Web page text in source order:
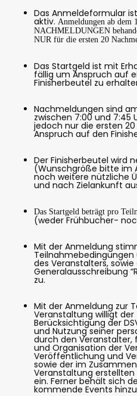
Das Anmeldeformular
aktiv. Anmeldungen ab dem
NACHMELDUNGEN
NUR für die ersten 20
Das Startgeld ist mit
fällig um Anspruch auf
Finisherbeutel zu
Nachmeldungen sind
zwischen 7:00 und 7:45
jedoch nur die ersten
Anspruch auf den
Der Finisherbeutel wird
(Wunschgröße bitte im
noch weitere nützliche
und nach Zielankunft
Das Startgeld beträgt pro
(weder Frühbucher-
Mit der Anmeldung
Teilnahmebedingungen
des Veranstalters,
Generalausschreibung
zu.
Mit der Anmeldung zur
Veranstaltung willigt
Berücksichtigung der
und Nutzung seiner
durch den Veranstalter,
und Organisation der
Veröffentlichung und
sowie der im
Veranstaltung
ein. Ferner behält sich
kommende Events